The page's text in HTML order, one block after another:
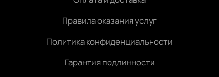
Правила оказания услуг
Политика конфиденциальности
Гарантия подлинности